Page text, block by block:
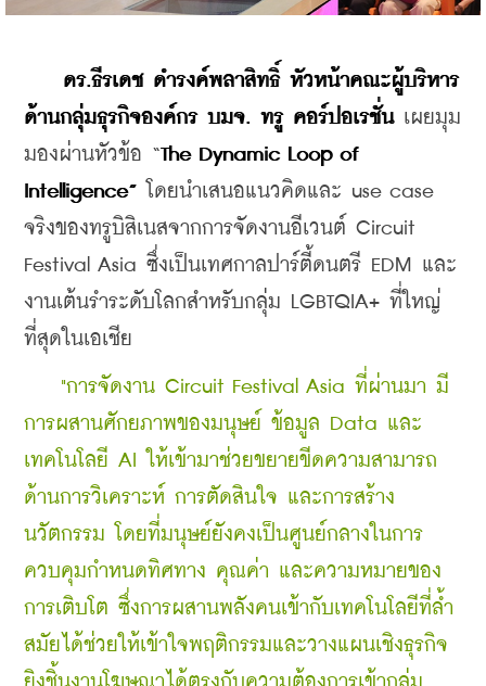
ดร.ธีรเดช ดำรงค์พลาสิทธิ์ หัวหน้าคณะผู้บริหาร
ด้านกลุ่มธุรกิจองค์กร บมจ. ทรู คอร์ปอเรชั่น เผยมุม
มองผ่านหัวข้อ “The Dynamic Loop of
Intelligence”
โดยนำเสนอแนวคิดและ use case
จริงของทรูบิสิเนสจากการจัดงานอีเวนต์ Circuit
Festival Asia ซึ่งเป็นเทศกาลปาร์ตี้ดนตรี EDM และ
งานเต้นรำระดับโลกสำหรับกลุ่ม LGBTQIA+ ที่ใหญ่
ที่สุดในเอเชีย
"การจัดงาน Circuit Festival Asia ที่ผ่านมา มี
การผสานศักยภาพของมนุษย์ ข้อมูล Data และ
เทคโนโลยี AI ให้เข้ามาช่วยขยายขีดความสามารถ
ด้านการวิเคราะห์ การตัดสินใจ และการสร้าง
นวัตกรรม โดยที่มนุษย์ยังคงเป็นศูนย์กลางในการ
ควบคุมกำหนดทิศทาง คุณค่า และความหมายของ
การเติบโต ซึ่งการผสานพลังคนเข้ากับเทคโนโลยีที่ล้ำ
สมัยได้ช่วยให้เข้าใจพฤติกรรมและวางแผนเชิงธุรกิจ
ยิงชิ้นงานโฆษณาได้ตรงกับความต้องการเข้ากลุ่ม